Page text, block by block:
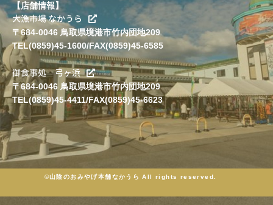
【店舗情報】
大漁市場 なかうら
〒684-0046 鳥取県境港市竹内団地209
TEL(0859)45-1600/FAX(0859)45-6585
御食事処 弓ヶ浜
〒684-0046 鳥取県境港市竹内団地209
TEL(0859)45-4411/FAX(0859)45-6623
©山陰のおみやげ本舗なかうら All rights reserved.